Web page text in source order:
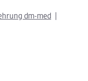
dm-med